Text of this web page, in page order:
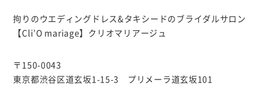
拘りのウエディングドレス&タキシードのブライダルサロン
【Cli’O mariage】クリオマリアージュ
〒150-0043
東京都渋谷区道玄坂1-15-3 プリメーラ道玄坂101